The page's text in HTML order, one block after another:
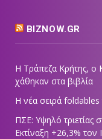
BIZNOW.GR
Η Τράπεζα Κρήτης, ο
χάθηκαν στα βιβλία
Η νέα σειρά foldables
ΠΣΕ: Υψηλό τριετίας
Εκτίναξη +26,3% τον